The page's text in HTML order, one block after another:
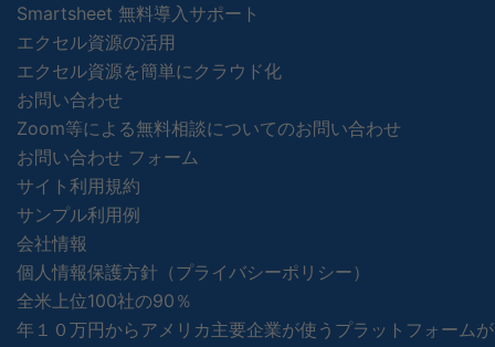
Smartsheet 無料導入サポート
エクセル資源の活用
エクセル資源を簡単にクラウド化
お問い合わせ
Zoom等による無料相談についてのお問い合わせ
お問い合わせ フォーム
サイト利用規約
サンプル利用例
会社情報
個人情報保護方針（プライバシーポリシー）
全米上位100社の90％
年１０万円からアメリカ主要企業が使うプラットフォームが